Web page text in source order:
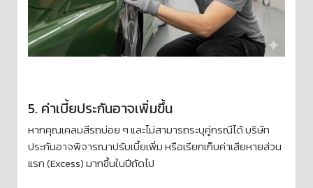
5. ค่าเบี้ยประกันอาจเพิ่มขึ้น
หากคุณเคลมสีรถบ่อย ๆ และไม่สามารถระบุคู่กรณีได้ บริษัท
ประกันอาจพิจารณาปรับเบี้ยเพิ่ม หรือเรียกเก็บค่าเสียหายส่วน
แรก (Excess) มากขึ้นในปีถัดไป